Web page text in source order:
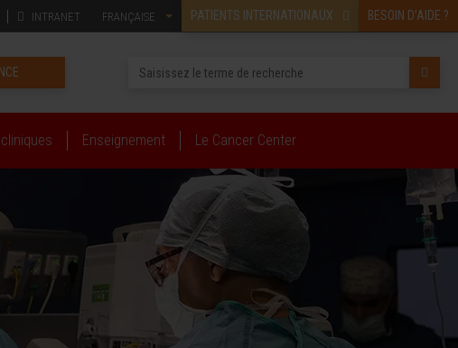
INTRANET PATIENTS INTERNATIONAUX BESOIN D’AIDE ?
FRANÇAISE
Enseignement Le Cancer Center